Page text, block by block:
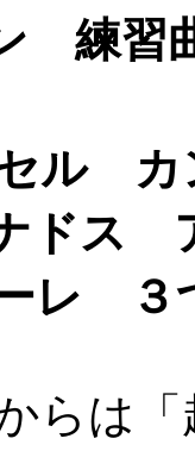
練習
ル カ
ドス
レ ３
らは